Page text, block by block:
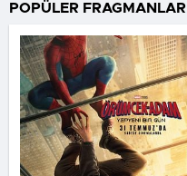
ediyor.
POPÜLER FRAGMANLAR